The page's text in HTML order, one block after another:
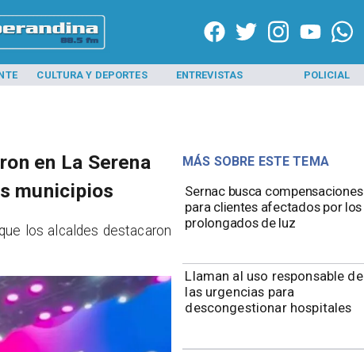
CULTURA Y DEPORTES ENTREVISTAS POLICIAL
Sernac busca compensaciones
para clientes afectados por los
prolongados de luz
Llaman al uso responsable de
las urgencias para
descongestionar hospitales
MÁS SOBRE ESTE TEMA
en La Serena
municipios
los alcaldes destacaron